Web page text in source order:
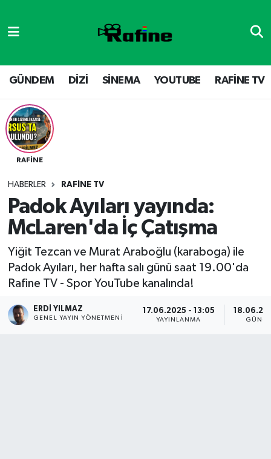
GÜNDEM DİZİ SİNEMA YOUTUBE RAFİNE TV
RAFİNE
HABERLER RAFİNE TV
Padok Ayıları yayında:
McLaren'da İç Çatışma
Yiğit Tezcan ve Murat Araboğlu (‪‪karaboga)‬ ile
Padok Ayıları, her hafta salı günü saat 19.00'da
Rafine TV - Spor YouTube kanalında!
ERDI YILMAZ
GENEL YAYIN YÖNETMENI
17.06.2025 - 13:05
YAYINLANMA
DİZİ
SİNEMA
YOUTUBE
GÜNDEM
RAFİNE TV
SİNEMA
YOUTUBE
Hava Durumu
Namaz Vakitleri
Trafik Durumu
Tüm Manşetler
Son Dakika Haberleri
Haber Arşivi